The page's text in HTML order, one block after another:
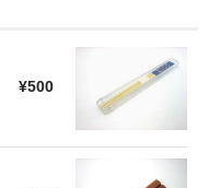
¥500